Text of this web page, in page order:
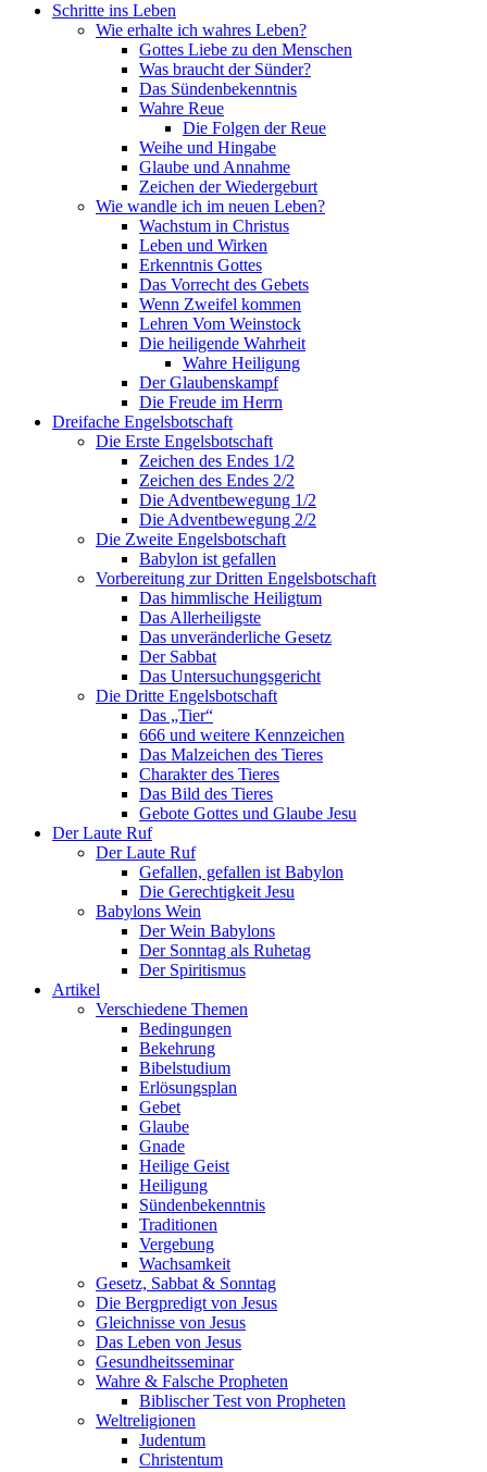
Schritte ins Leben
Wie erhalte ich wahres Leben?
Gottes Liebe zu den Menschen
Was braucht der Sünder?
Das Sündenbekenntnis
Wahre Reue
Die Folgen der Reue
Weihe und Hingabe
Glaube und Annahme
Zeichen der Wiedergeburt
Wie wandle ich im neuen Leben?
Wachstum in Christus
Leben und Wirken
Erkenntnis Gottes
Das Vorrecht des Gebets
Wenn Zweifel kommen
Lehren Vom Weinstock
Die heiligende Wahrheit
Wahre Heiligung
Der Glaubenskampf
Die Freude im Herrn
Dreifache Engelsbotschaft
Die Erste Engelsbotschaft
Zeichen des Endes 1/2
Zeichen des Endes 2/2
Die Adventbewegung 1/2
Die Adventbewegung 2/2
Die Zweite Engelsbotschaft
Babylon ist gefallen
Vorbereitung zur Dritten Engelsbotschaft
Das himmlische Heiligtum
Das Allerheiligste
Das unveränderliche Gesetz
Der Sabbat
Das Untersuchungsgericht
Die Dritte Engelsbotschaft
Das „Tier“
666 und weitere Kennzeichen
Das Malzeichen des Tieres
Charakter des Tieres
Das Bild des Tieres
Gebote Gottes und Glaube Jesu
Der Laute Ruf
Der Laute Ruf
Gefallen, gefallen ist Babylon
Die Gerechtigkeit Jesu
Babylons Wein
Der Wein Babylons
Der Sonntag als Ruhetag
Der Spiritismus
Artikel
Verschiedene Themen
Bedingungen
Bekehrung
Bibelstudium
Erlösungsplan
Gebet
Glaube
Gnade
Heilige Geist
Heiligung
Sündenbekenntnis
Traditionen
Vergebung
Wachsamkeit
Gesetz, Sabbat & Sonntag
Die Bergpredigt von Jesus
Gleichnisse von Jesus
Das Leben von Jesus
Gesundheitsseminar
Wahre & Falsche Propheten
Biblischer Test von Propheten
Weltreligionen
Judentum
Christentum